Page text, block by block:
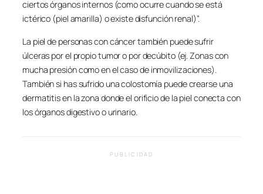
ciertos órganos internos (como ocurre cuando se está
ictérico (piel amarilla) o existe disfunción renal)”.
La piel de personas con cáncer también puede sufrir
úlceras por el propio tumor o por decúbito (ej. Zonas con
mucha presión como en el caso de inmovilizaciones).
También si has sufrido una colostomía puede crearse una
dermatitis en la zona donde el orificio de la piel conecta con
los órganos digestivo o urinario.
PUBLICIDAD